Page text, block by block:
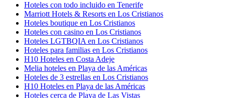
Hoteles con todo incluido en Tenerife
Marriott Hotels & Resorts en Los Cristianos
Hoteles boutique en Los Cristianos
Hoteles con casino en Los Cristianos
Hoteles LGTBQIA en Los Cristianos
Hoteles para familias en Los Cristianos
H10 Hoteles en Costa Adeje
Melia hoteles en Playa de las Américas
Hoteles de 3 estrellas en Los Cristianos
H10 Hoteles en Playa de las Américas
Hoteles cerca de Playa de Las Vistas